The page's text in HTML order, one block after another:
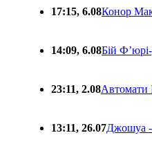
17:15, 6.08Конор
14:09, 6.08Бій
23:11, 2.08Автомати
13:11, 26.07Джошуа -